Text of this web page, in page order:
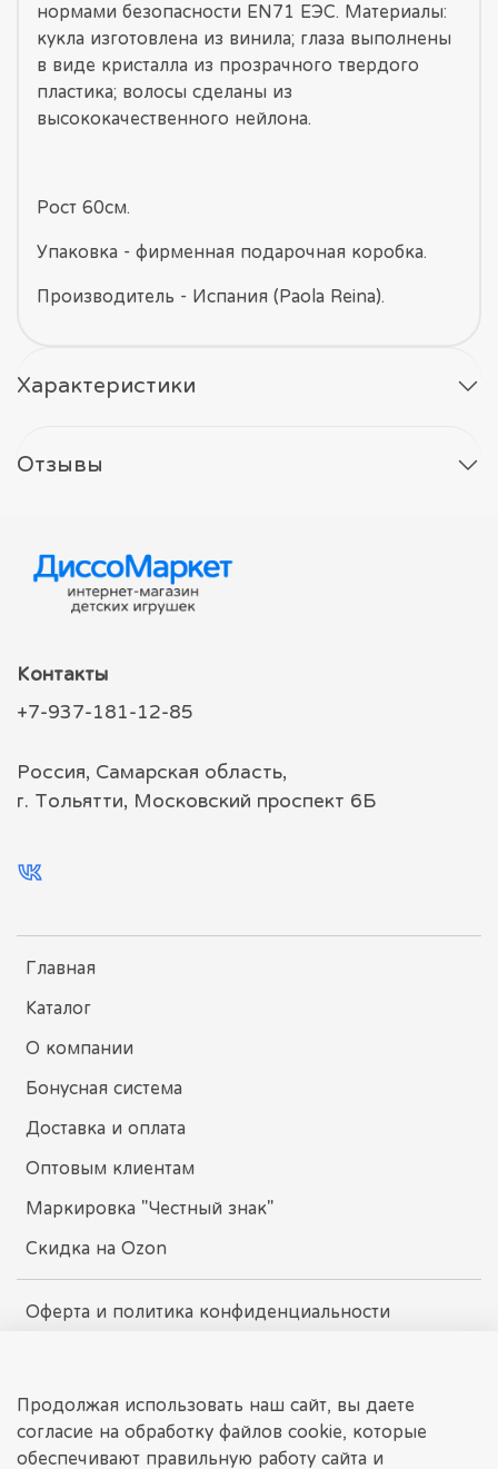
нормами безопасности EN71 ЕЭС. Материалы:
кукла изготовлена из винила; глаза выполнены
в виде кристалла из прозрачного твердого
пластика; волосы сделаны из
высококачественного нейлона.
Рост 60см.
Упаковка - фирменная подарочная коробка.
Производитель - Испания (Paola Reina).
Характеристики
Отзывы
Главная
Каталог
О компании
Бонусная система
Доставка и оплата
Оптовым клиентам
Маркировка "Честный знак"
Скидка на Ozon
Оферта и политика конфиденциальности
Контакты
+7-937-181-12-85
Россия, Самарская область,
г. Тольятти, Московский проспект 6Б
dissomarket.ru
Продолжая использовать наш сайт, вы даете
согласие на обработку файлов cookie, которые
обеспечивают правильную работу сайта и